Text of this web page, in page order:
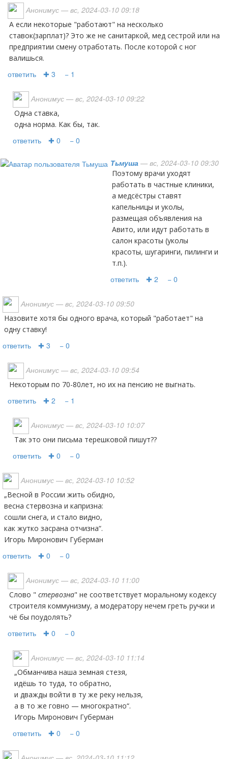
Анонимус — вс, 2024-03-10 09:18
А если некоторые "работают" на несколько
ставок(зарплат)? Это же не санитаркой, мед сестрой или на
предприятии смену отработать. После которой с ног
валишься.
ответить ✚ 3 − 1
Анонимус — вс, 2024-03-10 09:22
Одна ставка,
одна норма. Как бы, так.
ответить ✚ 0 − 0
Тьмуша — вс, 2024-03-10 09:30
Поэтому врачи уходят
работать в частные клиники,
а медсёстры ставят
капельницы и уколы,
размещая объявления на
Авито, или идут работать в
салон красоты (уколы
красоты, шугаринги, пилинги и
т.п.).
ответить ✚ 2 − 0
Анонимус — вс, 2024-03-10 09:50
Назовите хотя бы одного врача, который "работает" на
одну ставку!
ответить ✚ 3 − 0
Анонимус — вс, 2024-03-10 09:54
Некоторым по 70-80лет, но их на пенсию не выгнать.
ответить ✚ 2 − 1
Анонимус — вс, 2024-03-10 10:07
Так это они письма терешковой пишут??
ответить ✚ 0 − 0
Анонимус — вс, 2024-03-10 10:52
„Весной в России жить обидно,
весна стервозна и капризна:
сошли снега, и стало видно,
как жутко засрана отчизна“.
Игорь Миронович Губерман
ответить ✚ 0 − 0
Анонимус — вс, 2024-03-10 11:00
Слово " стервозна" не соответствует моральному кодексу
строителя коммунизму, а модератору нечем греть ручки и
чё бы поудолять?
ответить ✚ 0 − 0
Анонимус — вс, 2024-03-10 11:14
„Обманчива наша земная стезя,
идёшь то туда, то обратно,
и дважды войти в ту же реку нельзя,
а в то же говно — многократно“.
Игорь Миронович Губерман
ответить ✚ 0 − 0